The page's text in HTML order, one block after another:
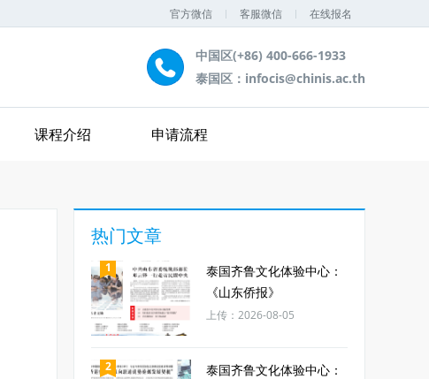
官方微信 客服微信 在线报名
中国区(+86) 400-666-1933
泰国区：infocis@chinis.ac.th
课程介绍 申请流程
热门文章
1
泰国齐鲁文化体验中心：
《山东侨报》
上传：2026-08-05
2
泰国齐鲁文化体验中心：